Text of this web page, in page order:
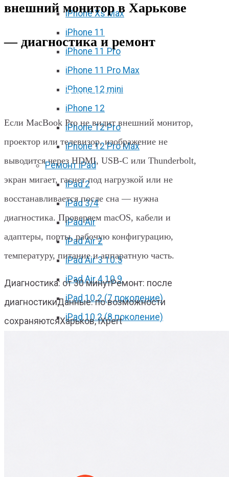
iPhone Xs Max
iPhone 11
iPhone 11 Pro
iPhone 11 Pro Max
iPhone 12 mini
iPhone 12
iPhone 12 Pro
iPhone 12 Pro Max
Ремонт iPad
iPad 2
iPad 3/4
iPad Air
iPad Air 2
iPad Air 3 10.5
iPad Air 4 10.9
iPad 10.2 (7 поколение)
iPad 10.2 (8 поколение)
внешний монитор в Харькове
— диагностика и ремонт
MacBook Pro не видит внешний
монитор в Харькове
Если MacBook Pro не видит внешний монитор,
проектор или телевизор, изображение не
выводится через HDMI, USB‑C или Thunderbolt,
экран мигает, гаснет под нагрузкой или не
восстанавливается после сна — нужна
диагностика. Проверяем macOS, кабели и
адаптеры, порты, рабочую конфигурацию,
температуру, питание и аппаратную часть.
Диагностика: от 30 минутРемонт: после
диагностикиДанные: по возможности
сохраняютсяХарьков, iXpert